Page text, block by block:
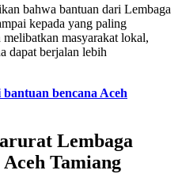
bahwa bantuan dari Lembaga
kepada yang paling
masyarakat lokal,
dapat berjalan lebih
bencana Aceh
Lembaga
Tamiang